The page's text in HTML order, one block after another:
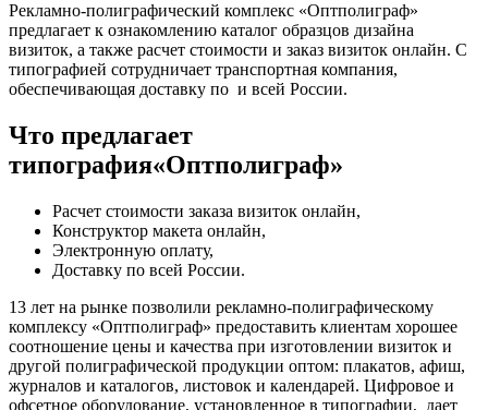
Рекламно-полиграфический комплекс «Оптполиграф»
предлагает к ознакомлению каталог образцов дизайна
визиток, а также расчет стоимости и заказ визиток онлайн. С
типографией сотрудничает транспортная компания,
обеспечивающая доставку по и всей России.
Что предлагает
типография«Оптполиграф»
Расчет стоимости заказа визиток онлайн,
Конструктор макета онлайн,
Электронную оплату,
Доставку по всей России.
13 лет на рынке позволили рекламно-полиграфическому
комплексу «Оптполиграф» предоставить клиентам хорошее
соотношение цены и качества при изготовлении визиток и
другой полиграфической продукции оптом: плакатов, афиш,
журналов и каталогов, листовок и календарей. Цифровое и
офсетное оборудование, установленное в типографии, дает